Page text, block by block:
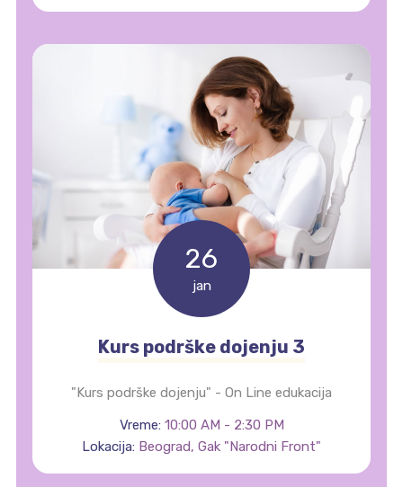
26
jan
Kurs podrške dojenju 3
"Kurs podrške dojenju" - On Line edukacija
Vreme: 10:00 AM - 2:30 PM
Lokacija: Beograd, Gak "Narodni Front"